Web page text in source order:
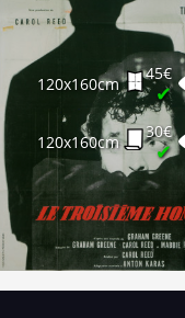
120x160cm
45€
✔
120x160cm
30€
✔